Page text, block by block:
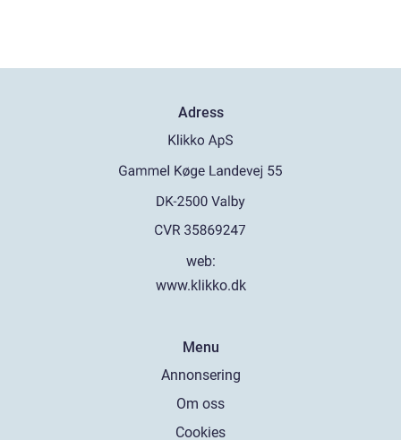
Adress
web:
www.klikko.dk
Menu
Annonsering
Om oss
Cookies